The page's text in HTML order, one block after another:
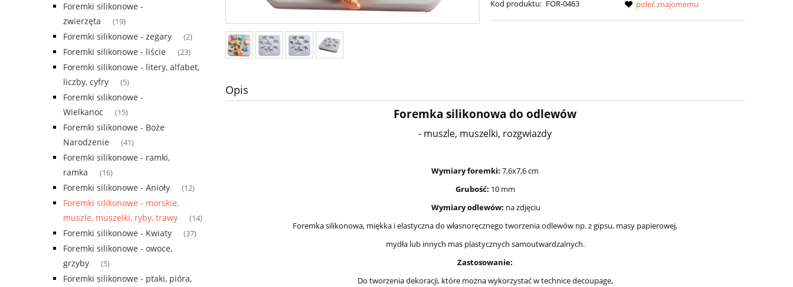
Foremki silikonowe -
zwierzęta
(19)
Foremki silikonowe - zegary (2)
Foremki silikonowe - liście (23)
Foremki silikonowe - litery, alfabet,
liczby, cyfry
(5)
Foremki silikonowe -
Wielkanoc
(15)
Foremki silikonowe - Boże
Narodzenie
(41)
Foremki silikonowe - ramki,
ramka
(16)
Foremki silikonowe - Anioły (12)
Foremki silikonowe - morskie,
muszle, muszelki, ryby, trawy
(14)
Foremki silikonowe - Kwiaty (37)
Foremki silikonowe - owoce,
grzyby
(5)
Foremki silikonowe - ptaki, pióra,
Kod produktu: FOR-0463
poleć znajomemu
Opis
Foremka silikonowa do odlewów
- muszle, muszelki, rozgwiazdy
Wymiary foremki: 7,6x7,6 cm
Grubość: 10 mm
Wymiary odlewów: na zdjęciu
Foremka silikonowa, miękka i elastyczna do własnoręcznego tworzenia odlewów np. z gipsu, masy papierowej,
mydła lub innych mas plastycznych samoutwardzalnych.
Zastosowanie:
Do tworzenia dekoracji, które można wykorzystać w technice decoupage,